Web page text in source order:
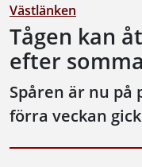
Västlänken
Tågen kan
efter
Spåren är nu på
förra veckan